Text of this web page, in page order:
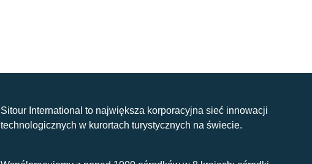
Sitour International to największa korporacyjna sieć innowacji
technologicznych w kurortach turystycznych na świecie.